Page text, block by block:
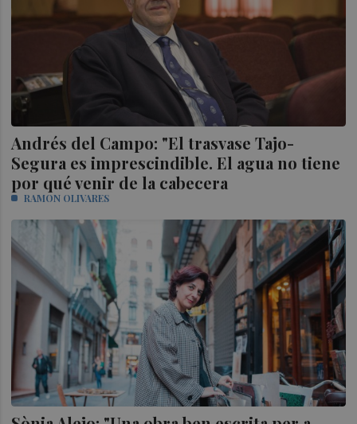
Andrés del Campo: "El trasvase Tajo-
Segura es imprescindible. El agua no tiene
por qué venir de la cabecera
RAMON OLIVARES